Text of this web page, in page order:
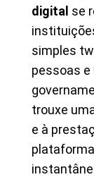
digital se
simples
pessoas
trouxe
e à